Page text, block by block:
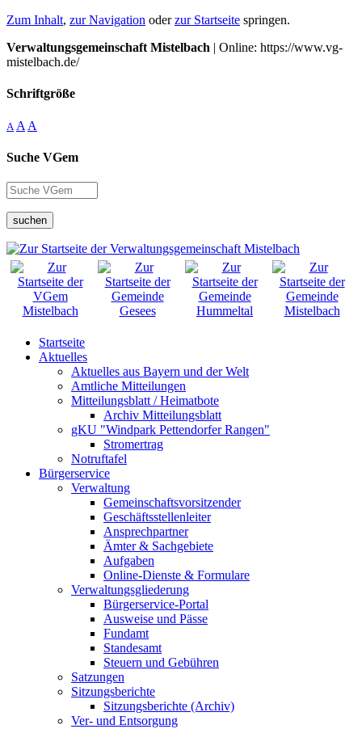
Zum Inhalt, zur Navigation oderzur Startseite springen.
Verwaltungsgemeinschaft Mistelbach | Online: https://www.vg-
mistelbach.de/
Schriftgröße
A A A
Suche VGem
suchen
Startseite
Aktuelles
Aktuelles aus Bayern und der Welt
Amtliche Mitteilungen
Mitteilungsblatt / Heimatbote
Archiv Mitteilungsblatt
gKU "Windpark Pettendorfer Rangen"
Stromertrag
Notruftafel
Bürgerservice
Verwaltung
Gemeinschaftsvorsitzender
Geschäftsstellenleiter
Ansprechpartner
Ämter & Sachgebiete
Aufgaben
Online-Dienste & Formulare
Verwaltungsgliederung
Bürgerservice-Portal
Ausweise und Pässe
Fundamt
Standesamt
Steuern und Gebühren
Satzungen
Sitzungsberichte
Sitzungsberichte (Archiv)
Ver- und Entsorgung